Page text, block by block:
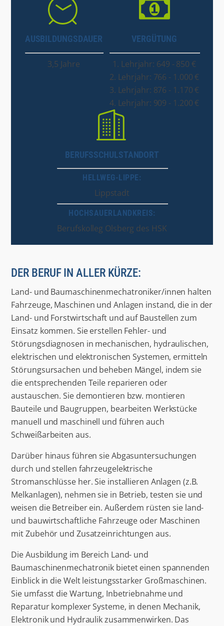
AUSBILDUNGSDAUER
3,5 Jahre
VERGÜTUNG
1. Lehrjahr: 649 - 850 €
2. Lehrjahr: 766 - 1.000 €
3. Lehrjahr: 876 - 1.170 €
4. Lehrjahr: 909 - 1.200 €
BERUFSSCHULSTANDORT
HELLWEG-LIPPE:
Lippstadt
HOCHSAUERLANDKREIS:
Berufskolleg Olsberg des HSK
DER BERUF IN ALLER KÜRZE:
Land- und Baumaschinenmechatroniker/innen halten
Fahrzeuge, Maschinen und Anlagen instand, die in der
Land- und Forstwirtschaft und auf Baustellen zum
Einsatz kommen. Sie erstellen Fehler- und
Störungsdiagnosen in mechanischen, hydraulischen,
elektrischen und elektronischen Systemen, ermitteln
Störungsursachen und beheben Mängel, indem sie
die entsprechenden Teile reparieren oder
austauschen. Sie demontieren bzw. montieren
Bauteile und Baugruppen, bearbeiten Werkstücke
manuell und maschinell und führen auch
Schweißarbeiten aus.
Darüber hinaus führen sie Abgasuntersuchungen
durch und stellen fahrzeugelektrische
Stromanschlüsse her. Sie installieren Anlagen (z.B.
Melkanlagen), nehmen sie in Betrieb, testen sie und
weisen die Betreiber ein. Außerdem rüsten sie land-
und bauwirtschaftliche Fahrzeuge oder Maschinen
mit Zubehör und Zusatzeinrichtungen aus.
Die Ausbildung im Bereich Land- und
Baumaschinenmechatronik bietet einen spannenden
Einblick in die Welt leistungsstarker Großmaschinen.
Sie umfasst die Wartung, Inbetriebnahme und
Reparatur komplexer Systeme, in denen Mechanik,
Elektronik und Hydraulik zusammenwirken. Das